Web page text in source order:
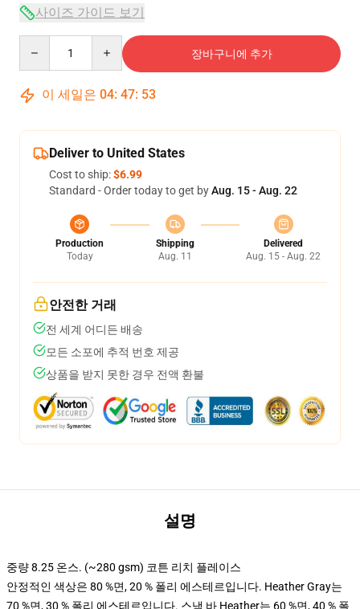
사이즈 가이드 보기
장바구니에 추가
이 세일은 04: 47: 53
Deliver to United States
Cost to ship:$6.99
Standard - Order today to get byAug. 15 - Aug. 22
Production
Today
Shipping
Aug. 11
Delivered
Aug. 15 - Aug. 22
안전한 거래
전 세계 어디든 배송
모든 소포에 추적 번호 제공
상품을 받지 못한 경우 전액 환불
설명
중량 8.25 온스. (~280 gsm) 코튼 리치 플레이스
안정적인 색상은 80 %면, 20 % 폴리 에스테르입니다. Heather Gray는
70 %면, 30 % 폴리 에스테르입니다. 스낵 바 Heather는 60 %면, 40 % 폴